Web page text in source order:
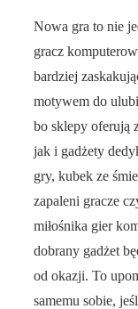
Nowa gra to nie
gracz
bardziej
motywem do
bo sklepy oferują
jak i gadżety
gry, kubek ze
zapaleni gracze
miłośnika gier
dobrany gadżet
od okazji. To
samemu sobie,